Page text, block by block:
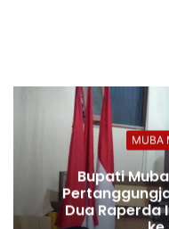
MUBA
Bupati
Dua Raperda